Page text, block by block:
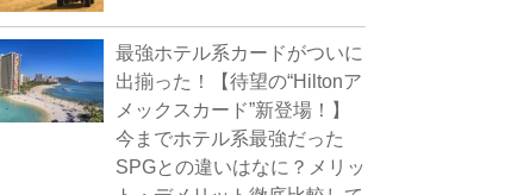
最強ホテル系カードがついに
出揃った！【待望の“Hiltonア
メックスカード”新登場！】
今までホテル系最強だった
SPGとの違いはなに？メリッ